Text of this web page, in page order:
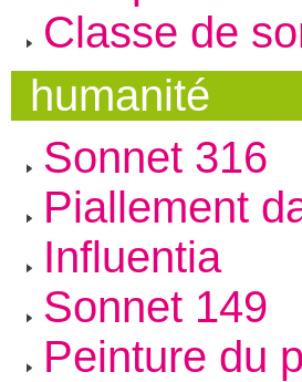
Classe de
humanité
Sonnet 316
Piallement
Influentia
Sonnet 149
Peinture du